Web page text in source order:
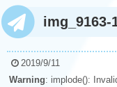
img_9163-
2019/9/11
Warning: implode():